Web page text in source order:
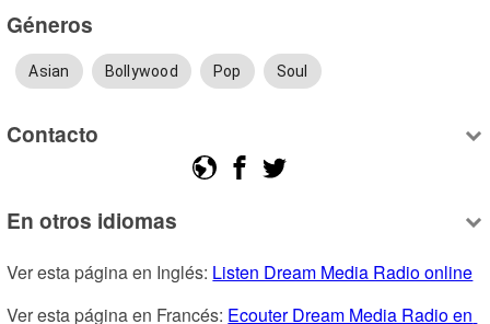
Géneros
Asian Bollywood Pop Soul
Contacto
En otros idiomas
Ver esta página en Inglés: Listen Dream Media Radio online
Ver esta página en Francés: Ecouter Dream Media Radio en